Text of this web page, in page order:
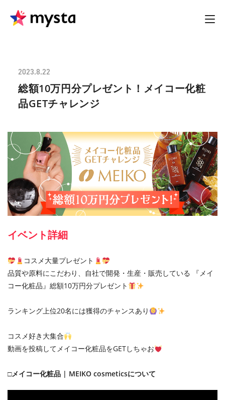
2023.8.22
総額10万円分プレゼント！メイコー化粧
品GETチャレンジ
イベント詳細
コスメ大量プレゼント
品質や原料にこだわり、自社で開発・生産・販売している 『メイ
コー化粧品』総額10万円分プレゼント
ランキング上位20名には獲得のチャンスあり
コスメ好き大集合
動画を投稿してメイコー化粧品をGETしちゃお
□メイコー化粧品 | MEIKO cosmeticsについて